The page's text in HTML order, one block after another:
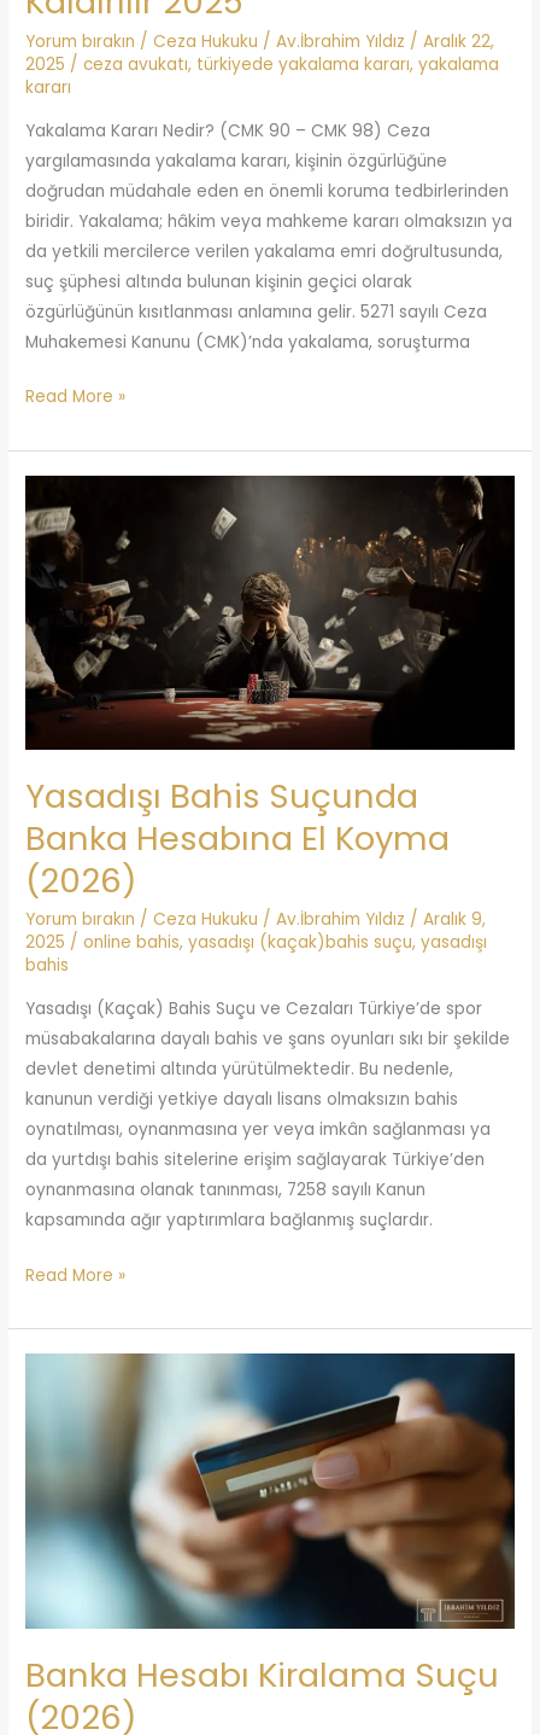
Yorum bırakın /Ceza Hukuku /Av.İbrahim Yıldız /Aralık 22,
2025 /ceza avukatı, türkiyede yakalama kararı,yakalama
kararı
Yakalama Kararı Nedir? (CMK 90 – CMK 98) Ceza
yargılamasında yakalama kararı, kişinin özgürlüğüne
doğrudan müdahale eden en önemli koruma tedbirlerinden
biridir. Yakalama; hâkim veya mahkeme kararı olmaksızın ya
da yetkili mercilerce verilen yakalama emri doğrultusunda,
suç şüphesi altında bulunan kişinin geçici olarak
özgürlüğünün kısıtlanması anlamına gelir. 5271 sayılı Ceza
Muhakemesi Kanunu (CMK)’nda yakalama, soruşturma
Read More »
Yasadışı Bahis Suçunda
Banka Hesabına El Koyma
(2026)
Yorum bırakın /Ceza Hukuku /Av.İbrahim Yıldız /Aralık 9,
2025 /online bahis,yasadışı (kaçak)bahis suçu,yasadışı
bahis
Yasadışı (Kaçak) Bahis Suçu ve Cezaları Türkiye’de spor
müsabakalarına dayalı bahis ve şans oyunları sıkı bir şekilde
devlet denetimi altında yürütülmektedir. Bu nedenle,
kanunun verdiği yetkiye dayalı lisans olmaksızın bahis
oynatılması, oynanmasına yer veya imkân sağlanması ya
da yurtdışı bahis sitelerine erişim sağlayarak Türkiye’den
oynanmasına olanak tanınması, 7258 sayılı Kanun
kapsamında ağır yaptırımlara bağlanmış suçlardır.
Bahis
Suçunda
Banka
Hesabına
El
Koyma
(2026)
Read More »
Banka Hesabı Kiralama Suçu
(2026)